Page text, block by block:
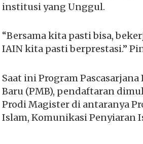
institusi yang Unggul.
“Bersama kita pasti bisa,
IAIN kita pasti berprestasi.”
Saat ini Program
Baru (PMB), pendaftaran
Prodi Magister di antaranya
Islam, Komunikasi Penyiaran